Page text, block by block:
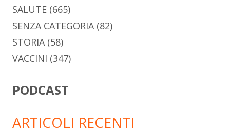
SALUTE (665)
SENZA CATEGORIA(82)
STORIA(58)
VACCINI (347)
PODCAST
ARTICOLI RECENTI